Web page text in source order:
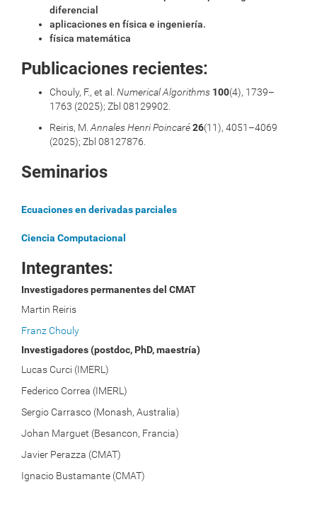
diferencial
aplicaciones en física e ingeniería.
física matemática
Publicaciones recientes:
Chouly, F., et al. Numerical Algorithms 100(4), 1739–
1763 (2025); Zbl 08129902.
Reiris, M. Annales Henri Poincaré26(11), 4051–4069
(2025); Zbl 08127876.
Seminarios
Ecuaciones en derivadas parciales
Ciencia Computacional
Integrantes:
Investigadores permanentes del CMAT
Martin Reiris
Franz Chouly
Investigadores (postdoc, PhD, maestría)
Lucas Curci (IMERL)
Federico Correa (IMERL)
Sergio Carrasco (Monash, Australia)
Johan Marguet (Besancon, Francia)
Javier Perazza (CMAT)
Ignacio Bustamante (CMAT)